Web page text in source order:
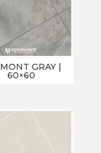
GRAY |
60×60